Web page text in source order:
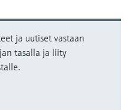
ja uutiset vastaan
tasalla ja liity